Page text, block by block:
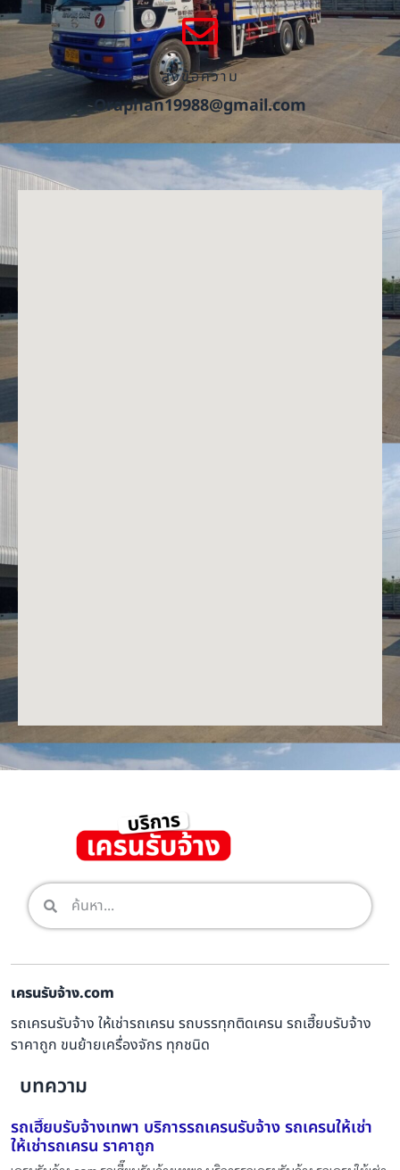
ส่งข้อความ
Oraphan19988@gmail.com
เครนรับจ้าง.com
รถเครนรับจ้าง ให้เช่ารถเครน รถบรรทุกติดเครน รถเฮี๊ยบรับจ้าง
ราคาถูก ขนย้ายเครื่องจักร ทุกชนิด
บทความ
รถเฮี๊ยบรับจ้างเทพา บริการรถเครนรับจ้าง รถเครนให้เช่า
ให้เช่ารถเครน ราคาถูก